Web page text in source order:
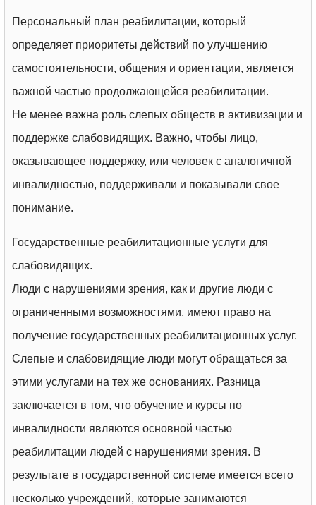
Персональный план реабилитации, который
определяет приоритеты действий по улучшению
самостоятельности, общения и ориентации, является
важной частью продолжающейся реабилитации.
Не менее важна роль слепых обществ в активизации и
поддержке слабовидящих. Важно, чтобы лицо,
оказывающее поддержку, или человек с аналогичной
инвалидностью, поддерживали и показывали свое
понимание.
Государственные реабилитационные услуги для
слабовидящих.
Люди с нарушениями зрения, как и другие люди с
ограниченными возможностями, имеют право на
получение государственных реабилитационных услуг.
Слепые и слабовидящие люди могут обращаться за
этими услугами на тех же основаниях. Разница
заключается в том, что обучение и курсы по
инвалидности являются основной частью
реабилитации людей с нарушениями зрения. В
результате в государственной системе имеется всего
несколько учреждений, которые занимаются